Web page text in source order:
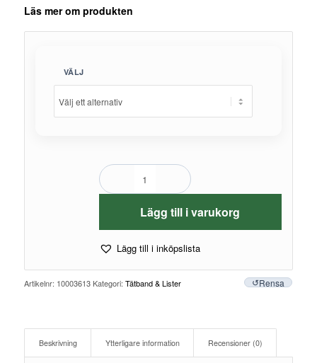
Läs mer om produkten
VÄLJ
Rensa
Lägg till i varukorg
Lägg till i inköpslista
Artikelnr: 10003613 Kategori: Tätband & Lister
Beskrivning Ytterligare information Recensioner (0)